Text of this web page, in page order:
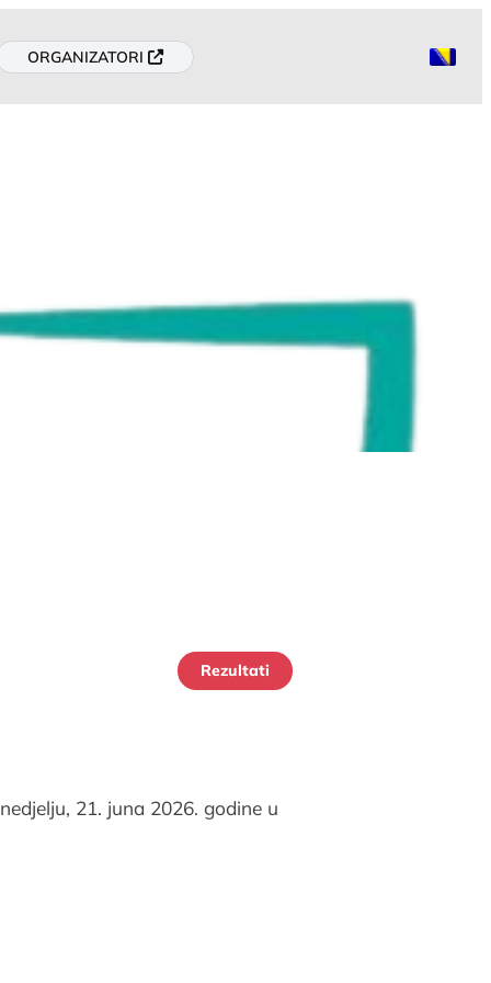
ORGANIZATORI
Rezultati
21. juna 2026. godine u